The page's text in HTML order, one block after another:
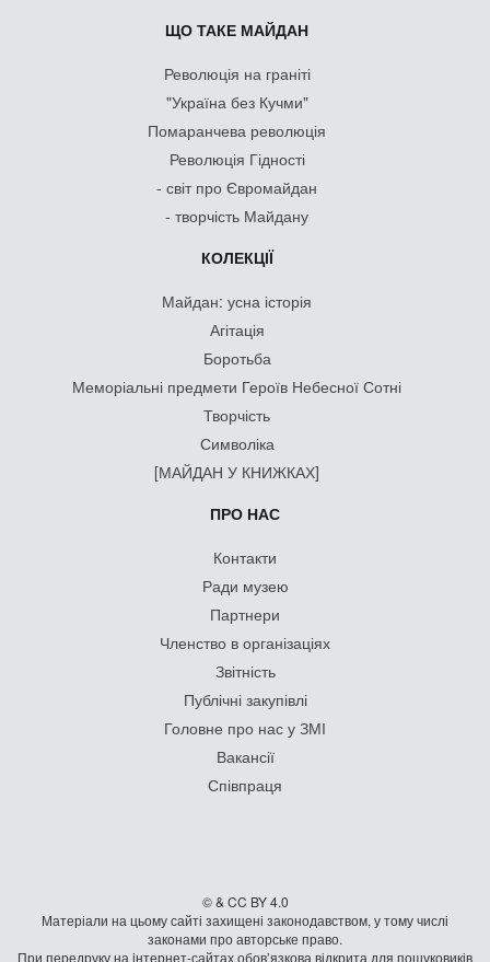
ЩО ТАКЕ МАЙДАН
Революція на граніті
"Україна без Кучми"
Помаранчева революція
Революція Гідності
- світ про Євромайдан
- творчість Майдану
КОЛЕКЦІЇ
Майдан: усна історія
Агітація
Боротьба
Меморіальні предмети Героїв Небесної Сотні
Творчість
Символіка
[МАЙДАН У КНИЖКАХ]
ПРО НАС
Контакти
Ради музею
Партнери
Членство в організаціях
Звітність
Публічні закупівлі
Головне про нас у ЗМІ
Вакансії
Співпраця
© & CC BY 4.0
Матеріали на цьому сайті захищені законодавством, у тому числі
законами про авторське право.
При передруку на iнтернет-сайтах обов’язкова відкрита для пошуковиків